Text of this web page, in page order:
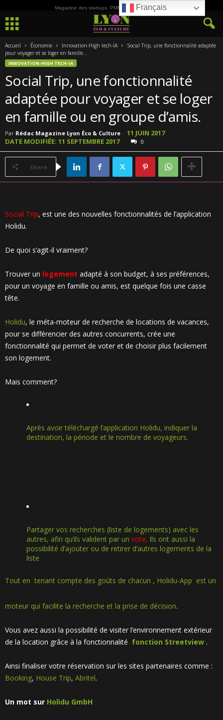
Magazine des startups, PME, ETI et de la Culture
Accueil Économie Innovation-High tech-IA
Social Trip, une fonctionnalité adaptée
pour voyager et se loger en famille...
INNOVATION-HIGH TECH-IA
Social Trip, une fonctionnalité
adaptée pour voyager et se loger
en famille ou en groupe d’amis.
Par Rédac Magazine Lyon Éco & Culture - 11 JUIN 2017
DATE MODIFIÉE: 11 SEPTEMBRE 2017
0
Share
Social Trip, est une des nouvelles fonctionnalités de l’application
Holidu.
De quoi s’agit-il vraiment?
Trouver un logement adapté à son budget, à ses préférences,
pour un voyage en famille ou amis, est quelque fois une casse
tête.
Holidu, le méta-moteur de recherche de locations de vacances,
pour se différencier des autres concurrents, crée une
fonctionnalité qui permet de voter et de choisir plus facilement
son logement.
Mais comment?
Après avoir téléchargé l’application Holidu, indiquer la
destination, la période et le nombre de voyageurs.
Partager vos recherches (liste de logements) avec les
autres, afin qu’ils valident par un vote. Ils ont aussi la
possibilité d’ajouter ou de retirer d’autres logements de la
liste.
Tout en tenant compte des goûts de chacun , Holidu-App est un
moteur qui facilite la recherche et la prise de décision.
Vous avez aussi la possibilité de visiter l’environnement extérieur
de la location grâce à la fonctionnalité fonction Streetview .
Ainsi finaliser votre réservation sur les sites partenaires comme :
Booking, House Trip, Abritel.
Un mot sur Holidu GmbH
Français